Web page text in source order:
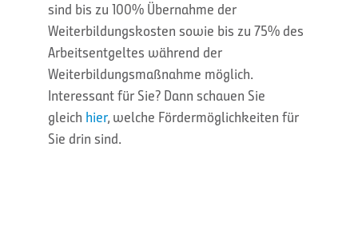
sind bis zu 100% Übernahme der
Weiterbildungskosten sowie bis zu 75% des
Arbeitsentgeltes während der
Weiterbildungsmaßnahme möglich.
Interessant für Sie? Dann schauen Sie
gleich hier, welche Fördermöglichkeiten für
Sie drin sind.